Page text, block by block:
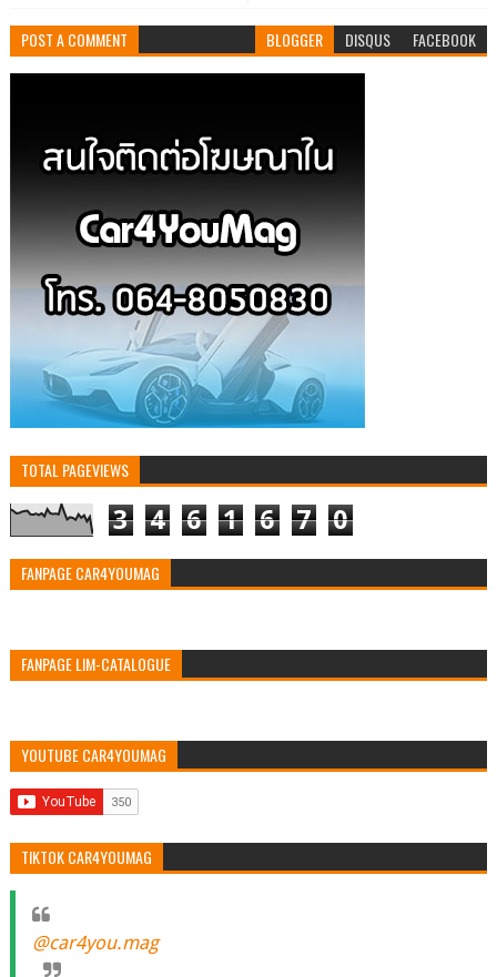
POST A COMMENT BLOGGER DISQUS FACEBOOK
TOTAL PAGEVIEWS
3 4 6 1 6 7 0
FANPAGE CAR4YOUMAG
FANPAGE LIM-CATALOGUE
YOUTUBE CAR4YOUMAG
TIKTOK CAR4YOUMAG
@car4you.mag